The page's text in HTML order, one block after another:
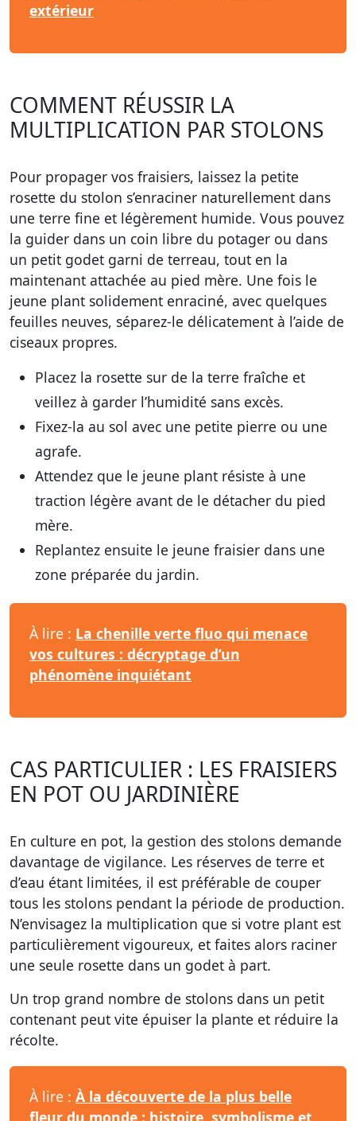
extérieur
COMMENT RÉUSSIR LA
MULTIPLICATION PAR STOLONS
Pour propager vos fraisiers, laissez la petite
rosette du stolon s’enraciner naturellement dans
une terre fine et légèrement humide. Vous pouvez
la guider dans un coin libre du potager ou dans
un petit godet garni de terreau, tout en la
maintenant attachée au pied mère. Une fois le
jeune plant solidement enraciné, avec quelques
feuilles neuves, séparez-le délicatement à l’aide de
ciseaux propres.
Placez la rosette sur de la terre fraîche et
veillez à garder l’humidité sans excès.
Fixez-la au sol avec une petite pierre ou une
agrafe.
Attendez que le jeune plant résiste à une
traction légère avant de le détacher du pied
mère.
Replantez ensuite le jeune fraisier dans une
zone préparée du jardin.
À lire : La chenille verte fluo qui menace
vos cultures : décryptage d’un
phénomène inquiétant
CAS PARTICULIER : LES FRAISIERS
EN POT OU JARDINIÈRE
En culture en pot, la gestion des stolons demande
davantage de vigilance. Les réserves de terre et
d’eau étant limitées, il est préférable de couper
tous les stolons pendant la période de production.
N’envisagez la multiplication que si votre plant est
particulièrement vigoureux, et faites alors raciner
une seule rosette dans un godet à part.
Un trop grand nombre de stolons dans un petit
contenant peut vite épuiser la plante et réduire la
récolte.
À lire : À la découverte de la plus belle
fleur du monde : histoire, symbolisme et